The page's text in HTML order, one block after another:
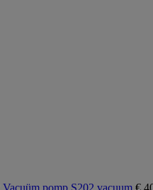
pomp S202 vacuum €